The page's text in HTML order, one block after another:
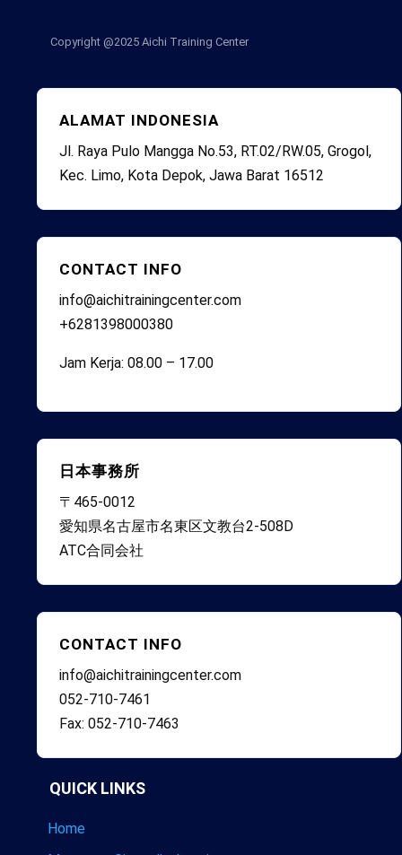
Copyright @2025 Aichi Training Center
ALAMAT INDONESIA
Jl. Raya Pulo Mangga No.53, RT.02/RW.05, Grogol,
Kec. Limo, Kota Depok, Jawa Barat 16512
CONTACT INFO
info@aichitrainingcenter.com
+6281398000380
Jam Kerja: 08.00 – 17.00
日本事務所
〒465-0012
愛知県名古屋市名東区文教台2-508D
ATC合同会社
CONTACT INFO
info@aichitrainingcenter.com
052-710-7461
Fax: 052-710-7463
QUICK LINKS
Home